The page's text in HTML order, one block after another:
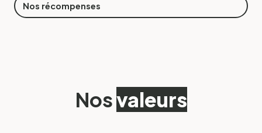
Nos récompenses
Nosvaleurs